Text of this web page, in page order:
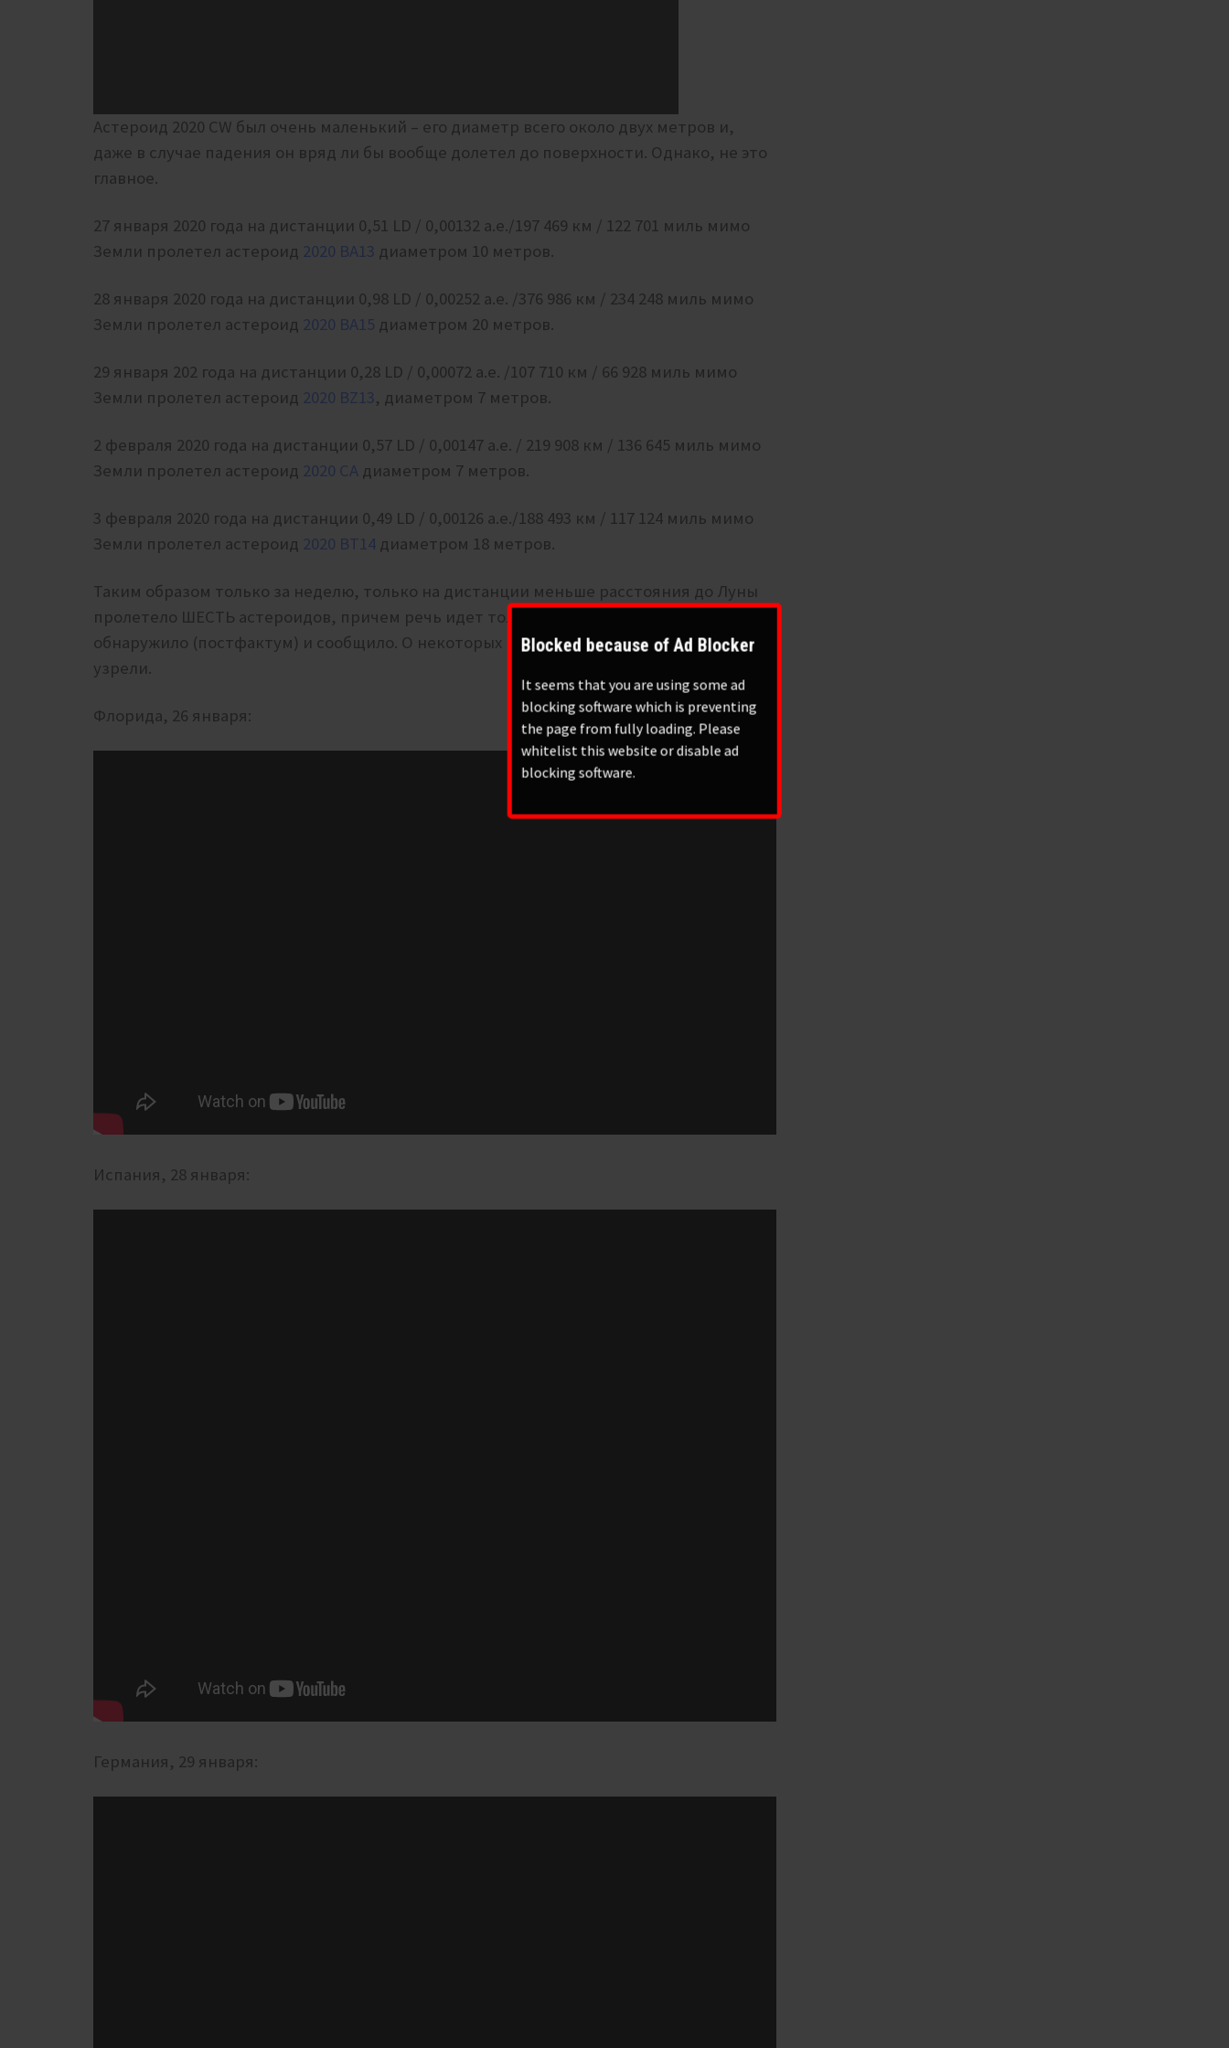
Астероид 2020 CW был очень маленький – его диаметр всего около двух метров и,
даже в случае падения он вряд ли бы вообще долетел до поверхности. Однако, не это
главное.
27 января 2020 года на дистанции 0,51 LD / 0,00132 а.е./197 469 км / 122 701 миль мимо
Земли пролетел астероид 2020 BA13 диаметром 10 метров.
28 января 2020 года на дистанции 0,98 LD / 0,00252 а.е. /376 986 км / 234 248 миль мимо
Земли пролетел астероид 2020 BA15 диаметром 20 метров.
29 января 202 года на дистанции 0,28 LD / 0,00072 а.е. /107 710 км / 66 928 миль мимо
Земли пролетел астероид 2020 BZ13, диаметром 7 метров.
2 февраля 2020 года на дистанции 0,57 LD / 0,00147 а.е. / 219 908 км / 136 645 миль мимо
Земли пролетел астероид 2020 CA диаметром 7 метров.
3 февраля 2020 года на дистанции 0,49 LD / 0,00126 а.е./188 493 км / 117 124 миль мимо
Земли пролетел астероид 2020 BT14 диаметром 18 метров.
Таким образом только за неделю, только на дистанции меньше расстояния до Луны
пролетело ШЕСТЬ астероидов, причем речь идет только о камнях, которые NASA
обнаружило (постфактум) и сообщило. О некоторых NASA не сообщило, но все их и так
узрели.
Флорида, 26 января:
Испания, 28 января:
Германия, 29 января:
Blocked because of Ad Blocker
It seems that you are using some ad
blocking software which is preventing
the page from fully loading. Please
whitelist this website or disable ad
blocking software.